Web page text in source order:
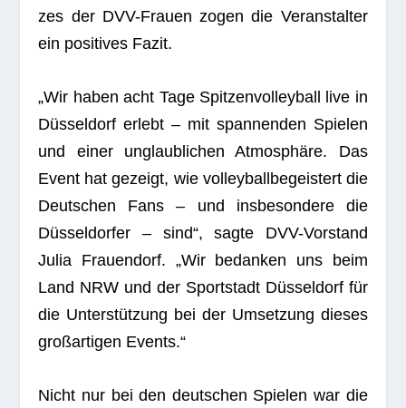
zes der DVV-Frauen zogen die Ver­an­stal­ter
ein posi­ti­ves Fazit.
„Wir haben acht Tage Spit­zen­vol­ley­ball live in
Düs­sel­dorf erlebt – mit span­nen­den Spie­len
und einer unglaub­li­chen Atmo­sphäre. Das
Event hat gezeigt, wie vol­ley­ball­be­geis­tert die
Deut­schen Fans – und ins­be­son­dere die
Düs­sel­dor­fer – sind“, sagte DVV-Vor­stand
Julia Frau­en­dorf. „Wir bedan­ken uns beim
Land NRW und der Sport­stadt Düs­sel­dorf für
die Unter­stüt­zung bei der Umset­zung die­ses
groß­ar­ti­gen Events.“
Nicht nur bei den deut­schen Spie­len war die